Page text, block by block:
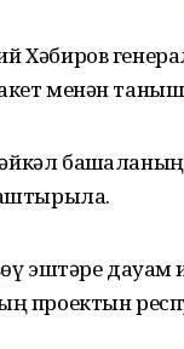
Хәбиров
менән
эштәре дауам
проектын